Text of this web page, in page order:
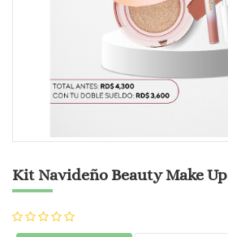
Kit Navideño Beauty Make Up